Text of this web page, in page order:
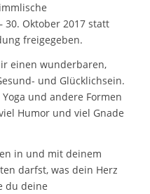
30. Oktober 2017 statt
freigegeben.
einen wunderbaren,
und Glücklichsein.
und andere Formen
Humor und viel Gnade
in und mit deinem
darfst, was dein Herz
du deine